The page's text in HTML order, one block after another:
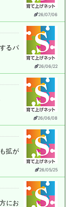
26/07/06
26/06/22
るパ
26/06/08
26/05/25
拡が
にお